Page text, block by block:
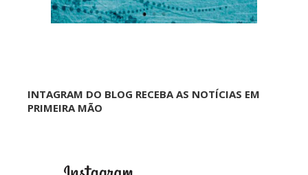
INTAGRAM DO BLOG RECEBA AS NOTÍCIAS EM
PRIMEIRA MÃO